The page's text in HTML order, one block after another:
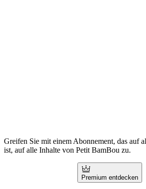
Greifen Sie mit einem Abonnement, das auf
ist, auf alle Inhalte von Petit BamBou zu.
Premium entdecken